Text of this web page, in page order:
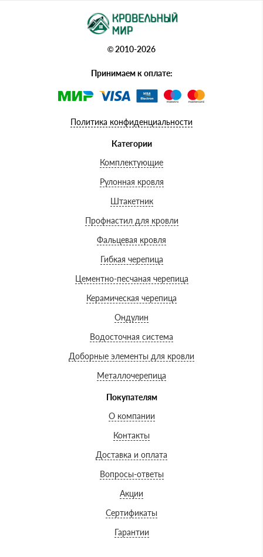
© 2010-2026
Принимаем к оплате:
Политика конфиденциальности
Категории
Комплектующие
Рулонная кровля
Штакетник
Профнастил для кровли
Фальцевая кровля
Гибкая черепица
Цементно-песчаная черепица
Керамическая черепица
Ондулин
Водосточная система
Доборные элементы для кровли
Металлочерепица
Покупателям
О компании
Контакты
Доставка и оплата
Вопросы-ответы
Акции
Сертификаты
Гарантии